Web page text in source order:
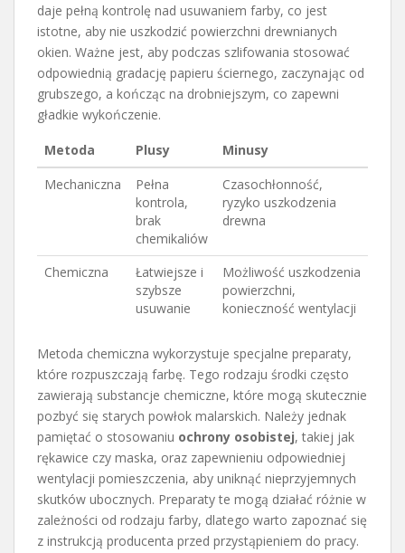
daje pełną kontrolę nad usuwaniem farby, co jest
istotne, aby nie uszkodzić powierzchni drewnianych
okien. Ważne jest, aby podczas szlifowania stosować
odpowiednią gradację papieru ściernego, zaczynając od
grubszego, a kończąc na drobniejszym, co zapewni
gładkie wykończenie.
Metoda Plusy
Minusy
Mechaniczna
Pełna
kontrola,
brak
chemikaliów
Czasochłonność,
ryzyko uszkodzenia
drewna
Chemiczna
Łatwiejsze i
szybsze
usuwanie
Możliwość uszkodzenia
powierzchni,
konieczność wentylacji
Metoda chemiczna wykorzystuje specjalne preparaty,
które rozpuszczają farbę. Tego rodzaju środki często
zawierają substancje chemiczne, które mogą skutecznie
pozbyć się starych powłok malarskich. Należy jednak
pamiętać o stosowaniu ochrony osobistej, takiej jak
rękawice czy maska, oraz zapewnieniu odpowiedniej
wentylacji pomieszczenia, aby uniknąć nieprzyjemnych
skutków ubocznych. Preparaty te mogą działać różnie w
zależności od rodzaju farby, dlatego warto zapoznać się
z instrukcją producenta przed przystąpieniem do pracy.